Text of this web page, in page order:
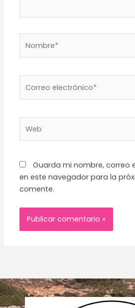
electrónico*
Guarda mi nombre, correo
en este navegador para la
comente.